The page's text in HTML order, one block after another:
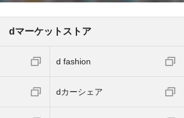
dマーケットストア
d fashion
dカーシェア